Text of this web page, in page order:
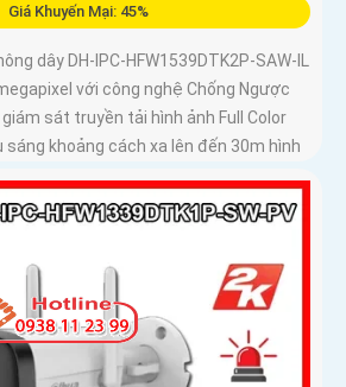
Giá Khuyến Mại: 45%
dây DH-IPC-HFW1539DTK2P-SAW-IL
với công nghệ Chống Ngược
giám sát truyền tải hình ảnh Full Color
khoảng cách xa lên đến 30m hình